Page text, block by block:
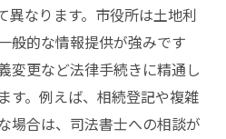
異なります。市役所は土地利
般的な情報提供が強みです
変更など法律手続きに精通し
す。例えば、相続登記や複雑
場合は、司法書士への相談が